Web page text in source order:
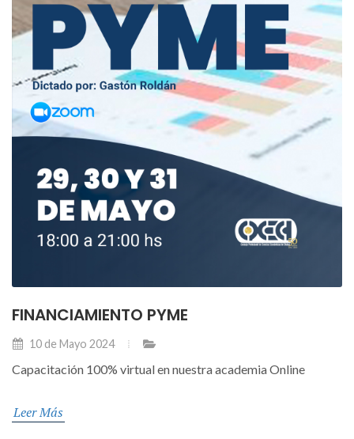
FINANCIAMIENTO PYME
10 de Mayo 2024
Capacitación 100% virtual en nuestra academia Online
Leer Más